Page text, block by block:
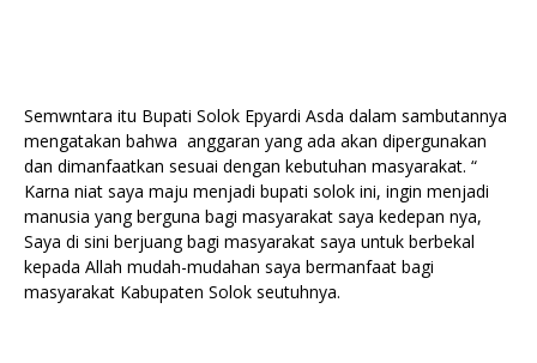
Semwntara itu Bupati Solok Epyardi Asda dalam sambutannya
mengatakan bahwa anggaran yang ada akan dipergunakan
dan dimanfaatkan sesuai dengan kebutuhan masyarakat. “
Karna niat saya maju menjadi bupati solok ini, ingin menjadi
manusia yang berguna bagi masyarakat saya kedepan nya,
Saya di sini berjuang bagi masyarakat saya untuk berbekal
kepada Allah mudah-mudahan saya bermanfaat bagi
masyarakat Kabupaten Solok seutuhnya.